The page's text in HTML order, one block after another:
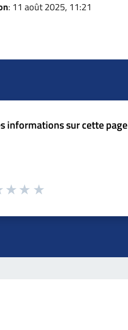
: 11 août 2025, 11:21
informations sur cette page